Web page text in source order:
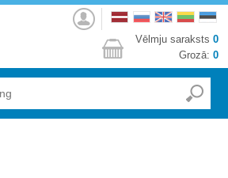
Autorizēties
Vēlmju saraksts 0
Grozā: 0